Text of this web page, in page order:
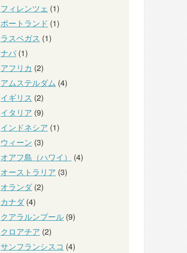
フィレンツェ (1)
ポートランド (1)
ラスベガス (1)
ナパ (1)
アフリカ (2)
アムステルダム (4)
イギリス (2)
イタリア (9)
インドネシア (1)
ウィーン (3)
オアフ島（ハワイ）
(4)
オーストラリア (3)
オランダ(2)
カナダ(4)
クアラルンプール (9)
クロアチア (2)
サンフランシスコ (4)